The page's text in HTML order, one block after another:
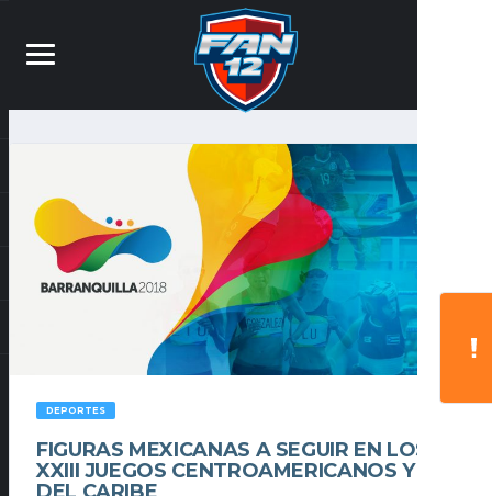
DEPORTES
FIGURAS MEXICANAS A SEGUIR EN LOS
XXIII JUEGOS CENTROAMERICANOS Y